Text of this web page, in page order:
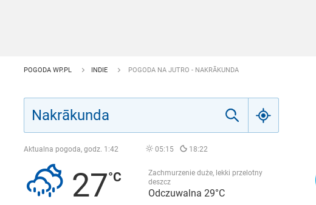
POGODA WP.PL INDIE POGODA NA JUTRO - NAKRĀKUNDA
Aktualna pogoda, godz. 1:42 05:15 18:22
27
Zachmurzenie duże, lekki przelotny
deszcz
Odczuwalna 29°C